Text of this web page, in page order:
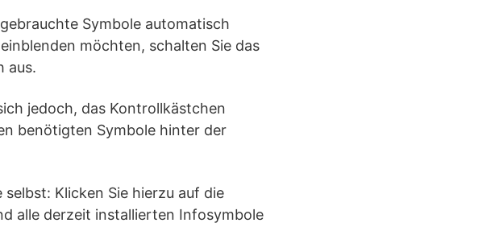
Symbole automatisch
möchten, schalten Sie das
aus.
jedoch, das Kontrollkästchen
benötigten Symbole hinter der
Klicken Sie hierzu auf die
alle derzeit installierten Infosymbole